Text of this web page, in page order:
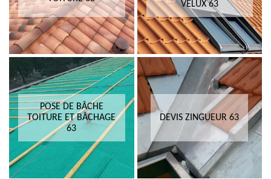
VELUX 63
POSE DE BÂCHE
TOITURE ET BÂCHAGE
63
DEVIS ZINGUEUR 63